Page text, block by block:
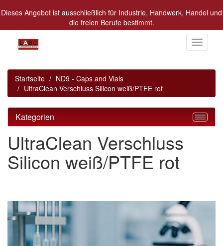
Dieses Angebot ist ausschließlich für Industrie, Handwerk, Handel und
die freien Berufe bestimmt.
Alle Preise in Euro zzgl. MwSt.
Toggle
Startseite
ND9 - Caps and Vials
UltraClean Verschluss Silicon weiß/PTFE rot
Kategorien
UltraClean Verschluss
Silicon weiß/PTFE rot